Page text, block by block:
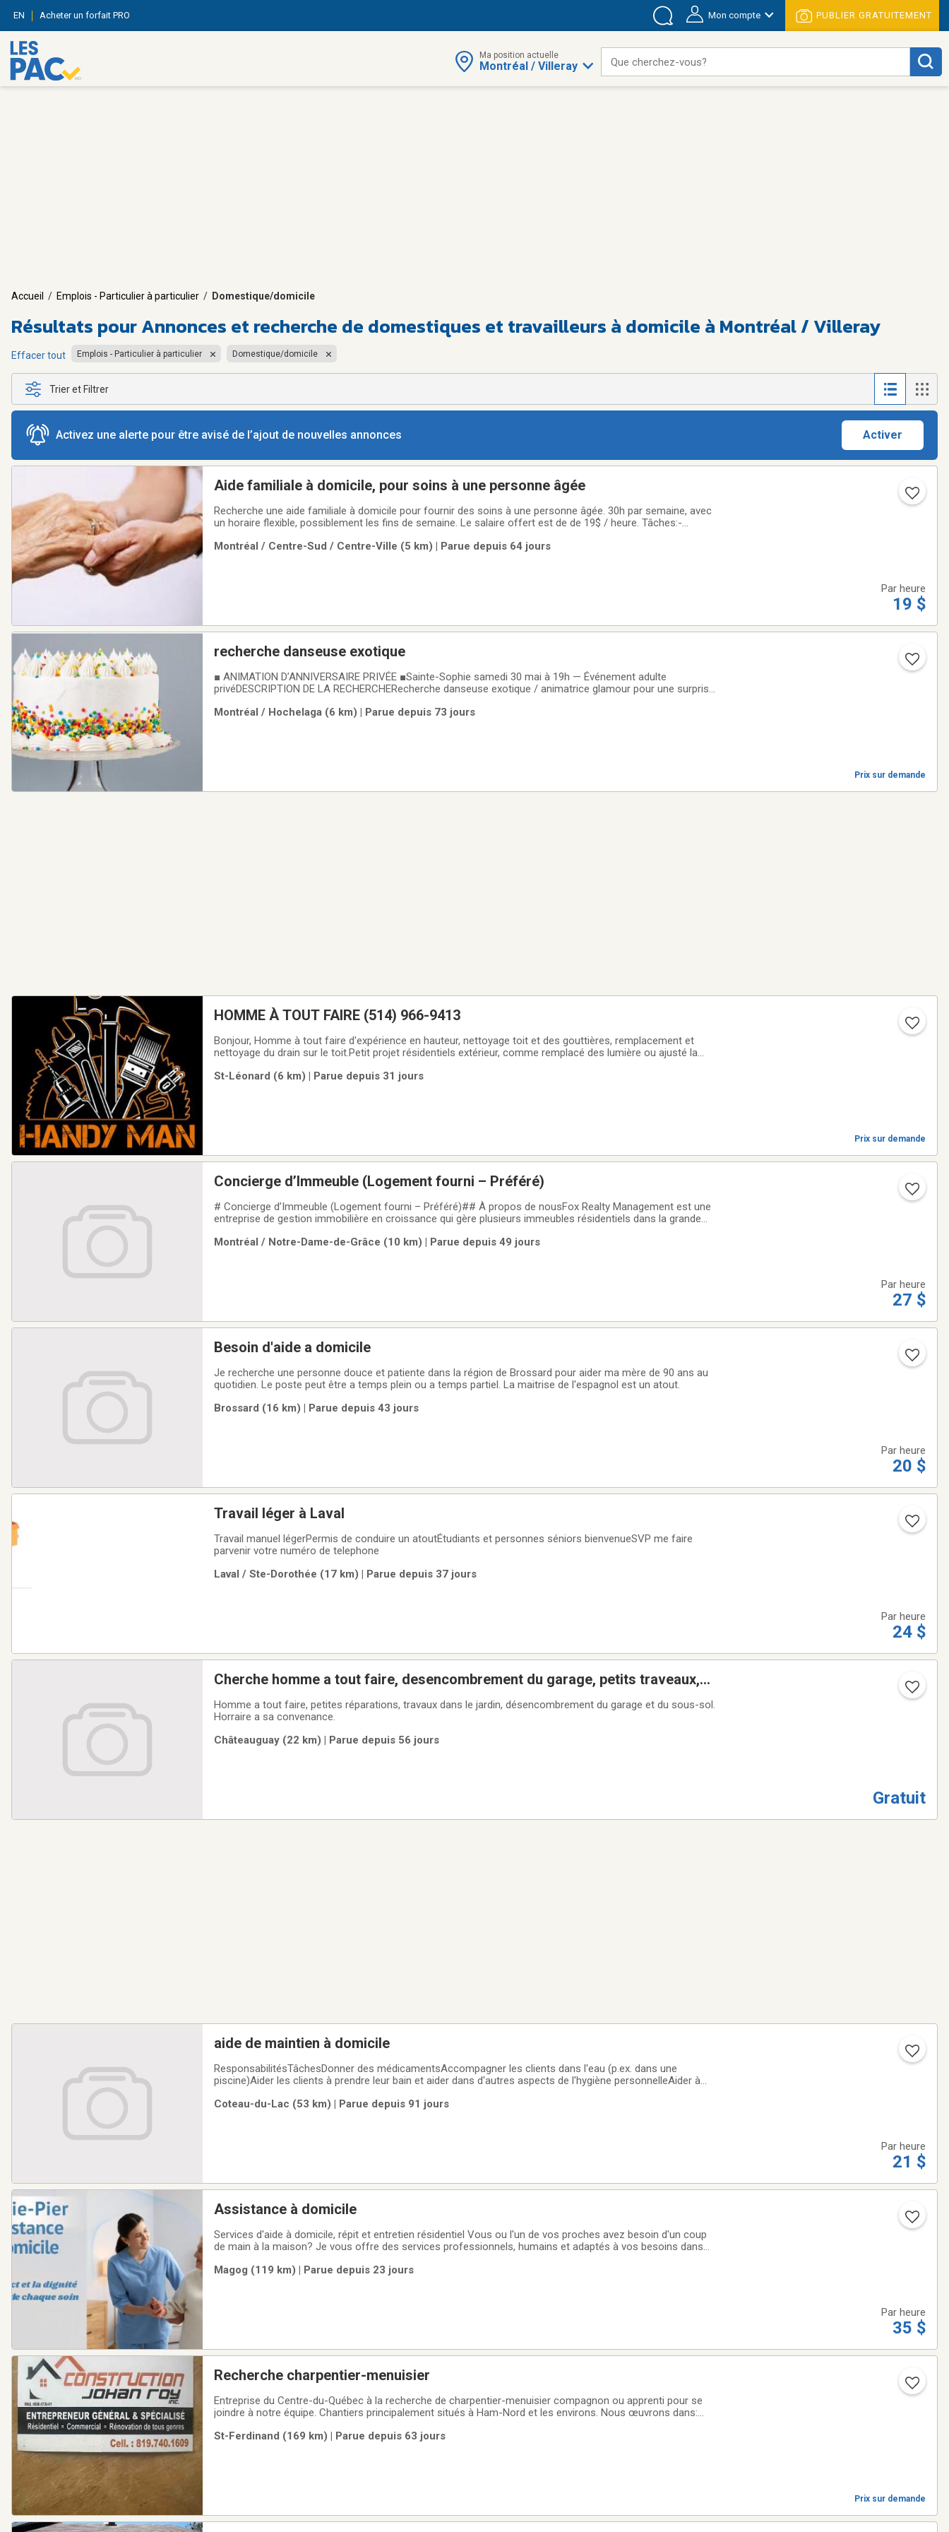
EN Acheter un forfait PRO Mon compte PUBLIER GRATUITEMENT
Ma position actuelle
Montréal / Villeray Que cherchez-vous?
Accueil / Emplois - Particulier à particulier / Domestique/domicile
Résultats pourAnnonces et recherche de domestiques et travailleurs à domicile à Montréal / Villeray
Effacer tout Emplois - Particulier à particulier Domestique/domicile
Trier et Filtrer
Activez une alerte pour être avisé de l’ajout de nouvelles annonces Activer
Aide familiale à domicile, pour soins à une personne âgée
Recherche une aide familiale à domicile pour fournir des soins à une personne âgée. 30h par semaine, avec
un horaire flexible, possiblement les fins de semaine. Le salaire offert est de de 19$ / heure. Tâches:-
Aider dans divers aspects de l'hygiène
Montréal / Centre-Sud / Centre-Ville (5 km) | Parue depuis 64 jours
Par heure
19 $
recherche danseuse exotique
■ ANIMATION D’ANNIVERSAIRE PRIVÉE ■Sainte-Sophie samedi 30 mai à 19h — Événement adulte
privéDESCRIPTION DE LA RECHERCHERecherche danseuse exotique / animatrice glamour pour une surprise
marquante- Créer une entrée surprise festive et élégante- Présence
Montréal / Hochelaga (6 km) | Parue depuis 73 jours
Prix sur demande
HOMME À TOUT FAIRE (514) 966-9413
Bonjour, Homme à tout faire d'expérience en hauteur, nettoyage toit et des gouttières, remplacement et
nettoyage du drain sur le toit.Petit projet résidentiels extérieur, comme remplacé des lumière ou ajusté la
photo au début et à la fin
St-Léonard (6 km) | Parue depuis 31 jours
Prix sur demande
Concierge d’Immeuble (Logement fourni – Préféré)
# Concierge d’Immeuble (Logement fourni – Préféré)## À propos de nousFox Realty Management est une
entreprise de gestion immobilière en croissance qui gère plusieurs immeubles résidentiels dans la grande
l’entretien quotidien de nos immeubles et
Montréal / Notre-Dame-de-Grâce (10 km) | Parue depuis 49 jours
Par heure
27 $
Besoin d'aide a domicile
Je recherche une personne douce et patiente dans la région de Brossard pour aider ma mère de 90 ans au
quotidien. Le poste peut être a temps plein ou a temps partiel. La maitrise de l'espagnol est un atout.
Brossard (16 km) | Parue depuis 43 jours
Par heure
20 $
Travail léger à Laval
Travail manuel légerPermis de conduire un atoutÉtudiants et personnes séniors bienvenueSVP me faire
parvenir votre numéro de telephone
Laval / Ste-Dorothée (17 km) | Parue depuis 37 jours
Par heure
24 $
Cherche homme a tout faire, desencombrement du garage, petits traveaux,
Homme a tout faire, petites réparations, travaux dans le jardin, désencombrement du garage et du sous-sol.
Horraire a sa convenance.
Châteauguay (22 km) | Parue depuis 56 jours
Gratuit
aide de maintien à domicile
ResponsabilitésTâchesDonner des médicamentsAccompagner les clients dans l'eau (p.ex. dans une
piscine)Aider les clients à prendre leur bain et aider dans d'autres aspects de l'hygiène personnelleAider à
nourrirFaire la lessiveEffectuer de petits
Coteau-du-Lac (53 km) | Parue depuis 91 jours
Par heure
21 $
Assistance à domicile
Services d'aide à domicile, répit et entretien résidentiel Vous ou l'un de vos proches avez besoin d'un coup
de main à la maison? Je vous offre des services professionnels, humains et adaptés à vos besoins dans
offerts : ✔ Entretien ménager
Magog (119 km) | Parue depuis 23 jours
Par heure
35 $
Recherche charpentier-menuisier
Entreprise du Centre-du-Québec à la recherche de charpentier-menuisier compagnon ou apprenti pour se
joindre à notre équipe. Chantiers principalement situés à Ham-Nord et les environs. Nous œuvrons dans:
développer plusieurs aspects du métier.
St-Ferdinand (169 km) | Parue depuis 63 jours
Prix sur demande